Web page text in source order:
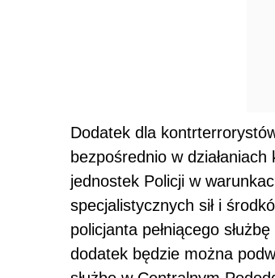
Dodatek dla
bezpośrednio w
jednostek Policji w
specjalistycznych sił i
policjanta pełniącego
dodatek będzie można